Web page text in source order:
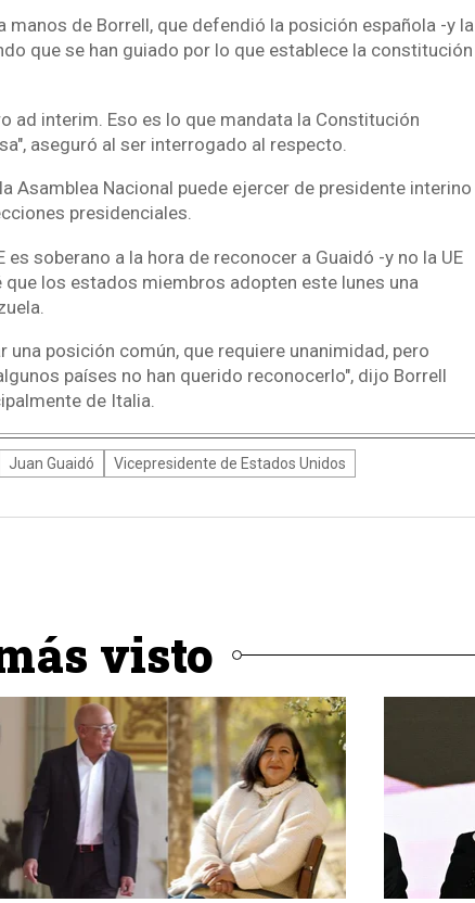
manos de Borrell, que defendió la posición española -y la
que se han guiado por lo que establece la constitución
ad interim. Eso es lo que mandata la Constitución
aseguró al ser interrogado al respecto.
Asamblea Nacional puede ejercer de presidente interino
presidenciales.
soberano a la hora de reconocer a Guaidó -y no la UE
los estados miembros adopten este lunes una
posición común, que requiere unanimidad, pero
países no han querido reconocerlo", dijo Borrell
de Italia.
Juan Guaidó
Vicepresidente de Estados Unidos
visto